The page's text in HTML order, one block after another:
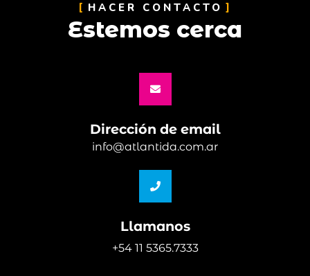
HACER CONTACTO
Estemos cerca
Dirección de email
info@atlantida.com.ar
Llamanos
+54 11 5365.7333